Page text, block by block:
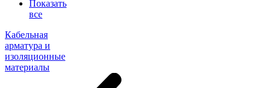
Показать
все
Кабельная
арматура и
изоляционные
материалы